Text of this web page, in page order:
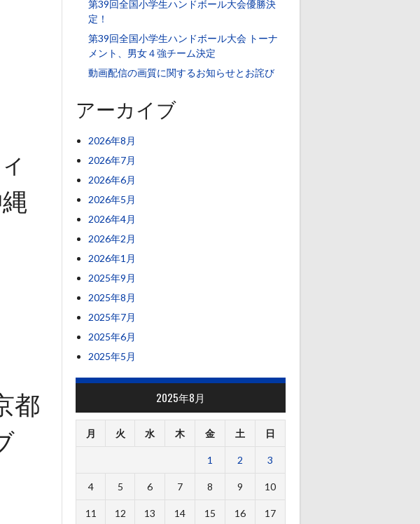
都
第39回全国小学生ハンドボール大会優勝決
定！
第39回全国小学生ハンドボール大会 トーナ
メント、男女４強チーム決定
動画配信の画質に関するお知らせとお詫び
アーカイブ
2026年8月
2026年7月
2026年6月
2026年5月
2026年4月
2026年2月
2026年1月
2025年9月
2025年8月
2025年7月
2025年6月
2025年5月
2025年8月
月 火 水 木 金 土 日
1 2 3
4 5 6 7 8 9 10
11 12 13 14 15 16 17